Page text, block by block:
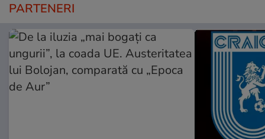
PARTENERI